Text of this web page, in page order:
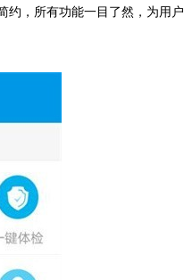
，所有功能一目了然，为用户